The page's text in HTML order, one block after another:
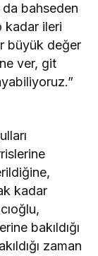
da bahseden
kadar ileri
büyük değer
ver, git
kadar
bakıldığı
zaman